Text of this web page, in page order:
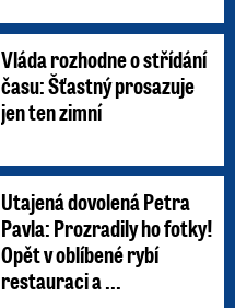
Vláda rozhodne o střídání
času: Šťastný prosazuje
jen ten zimní
Utajená dovolená Petra
Pavla: Prozradily ho fotky!
Opět v oblíbené rybí
restauraci a ...